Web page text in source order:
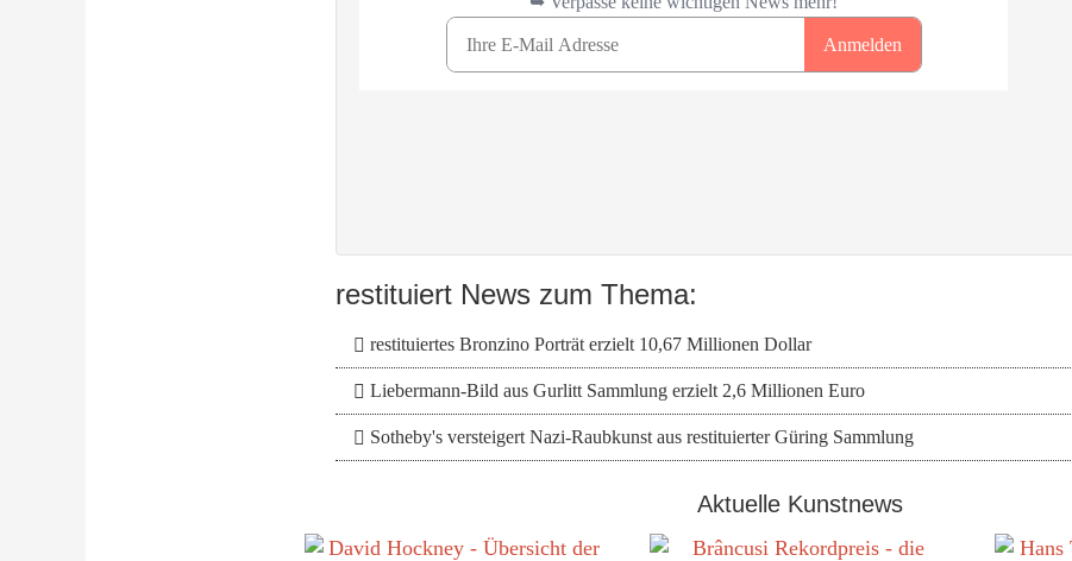
restituiert News zum Thema:
restituiertes Bronzino Porträt erzielt 10,67 Millionen Dollar
Liebermann-Bild aus Gurlitt Sammlung erzielt 2,6 Millionen Euro
Sotheby's versteigert Nazi-Raubkunst aus restituierter Güring Sammlung
Aktuelle Kunstnews